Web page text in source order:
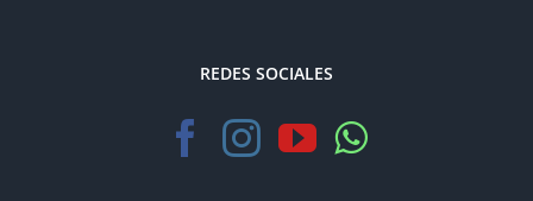
REDES SOCIALES